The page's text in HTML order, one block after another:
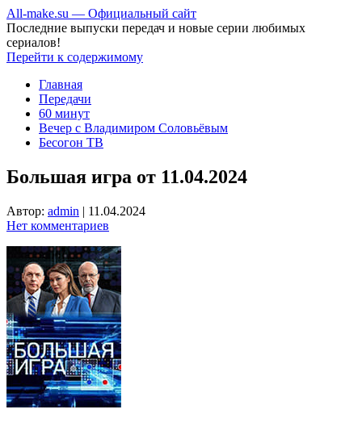
All-make.su — Официальный сайт
Последние выпуски передач и новые серии любимых
сериалов!
Перейти к содержимому
Главная
Передачи
60 минут
Вечер с Владимиром Соловьёвым
Бесогон ТВ
Большая игра от 11.04.2024
Автор: admin | 11.04.2024
Нет комментариев